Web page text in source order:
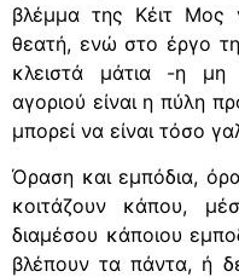
βλέμμα της Κέιτ Μος
θεατή, ενώ στο έργο
κλειστά μάτια -η μη
αγοριού είναι η πύλη
μπορεί να είναι τόσο
Όραση και εμπόδια,
κοιτάζουν κάπου,
διαμέσου κάποιου
βλέπουν τα πάντα, ή